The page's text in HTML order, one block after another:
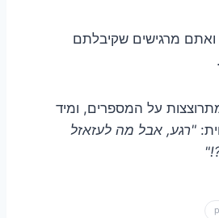
מרגישים שקיבלתם
על המספרים, ומיד
"רגע, אבל מה לעזאזל